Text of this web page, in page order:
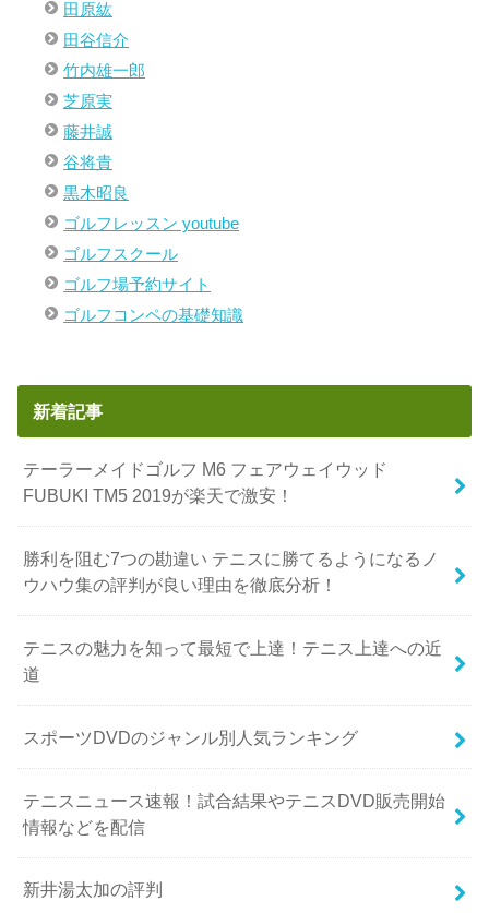
田原紘
田谷信介
竹内雄一郎
芝原実
藤井誠
谷将貴
黒木昭良
ゴルフレッスン youtube
ゴルフスクール
ゴルフ場予約サイト
ゴルフコンペの基礎知識
新着記事
テーラーメイドゴルフ M6 フェアウェイウッド
FUBUKI TM5 2019が楽天で激安！
勝利を阻む7つの勘違い テニスに勝てるようになるノ
ウハウ集の評判が良い理由を徹底分析！
テニスの魅力を知って最短で上達！テニス上達への近
道
スポーツDVDのジャンル別人気ランキング
テニスニュース速報！試合結果やテニスDVD販売開始
情報などを配信
新井湯太加の評判